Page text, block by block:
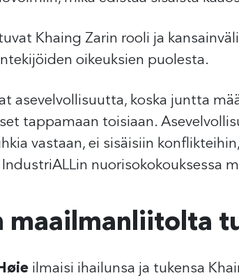
Khaing Zarin rooli ja
oikeuksien puolesta.
asevelvollisuutta, koska juntta
tappamaan toisiaan.
vastaan, ei sisäisiin
nuorisokokouksessa
maailmanliitolta
ilmaisi ihailunsa ja tukensa